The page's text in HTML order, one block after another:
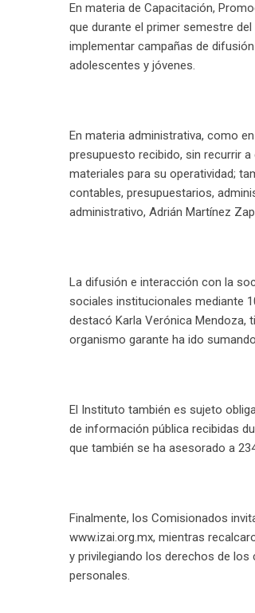
En materia de Capacitación,
que durante el primer semestre
implementar campañas de
adolescentes y jóvenes.
En materia administrativa, como
presupuesto recibido, sin recurrir
materiales para su operatividad;
contables, presupuestarios,
administrativo, Adrián Martínez
La difusión e interacción con la
sociales institucionales mediante
destacó Karla Verónica Mendoza,
organismo garante ha ido
El Instituto también es sujeto
de información pública recibidas
que también se ha asesorado a
Finalmente, los Comisionados
www.izai.org.mx, mientras
y privilegiando los derechos de
personales.